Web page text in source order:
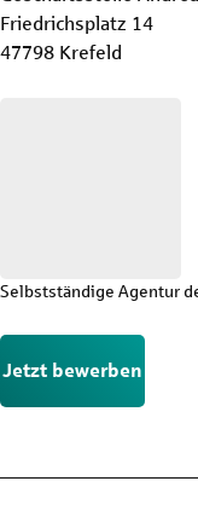
Friedrichsplatz 14
47798 Krefeld
Selbstständige Agentur
Jetzt bewerben